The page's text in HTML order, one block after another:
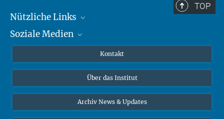
TOP
Nützliche Links
MMG Alumni Corner
Online-Vorträge
Interviews zum Thema "Diversity"
Soziale Medien
Bluesky
Kontakt
Über das Institut
Archiv News & Updates